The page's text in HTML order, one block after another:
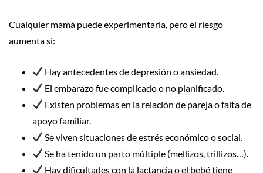
Cualquier mamá puede experimentarla, pero el riesgo
aumenta si:
Hay antecedentes de depresión o ansiedad.
El embarazo fue complicado o no planificado.
Existen problemas en la relación de pareja o falta de
apoyo familiar.
Se viven situaciones de estrés económico o social.
Se ha tenido un parto múltiple (mellizos, trillizos…).
Hay dificultades con la lactancia o el bebé tiene